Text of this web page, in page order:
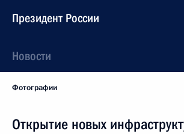
Президент России
Новости
Фотографии
Открытие новых